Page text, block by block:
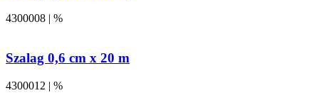
4300008 | %
Szalag 0,6 cm x 20 m
4300012 | %